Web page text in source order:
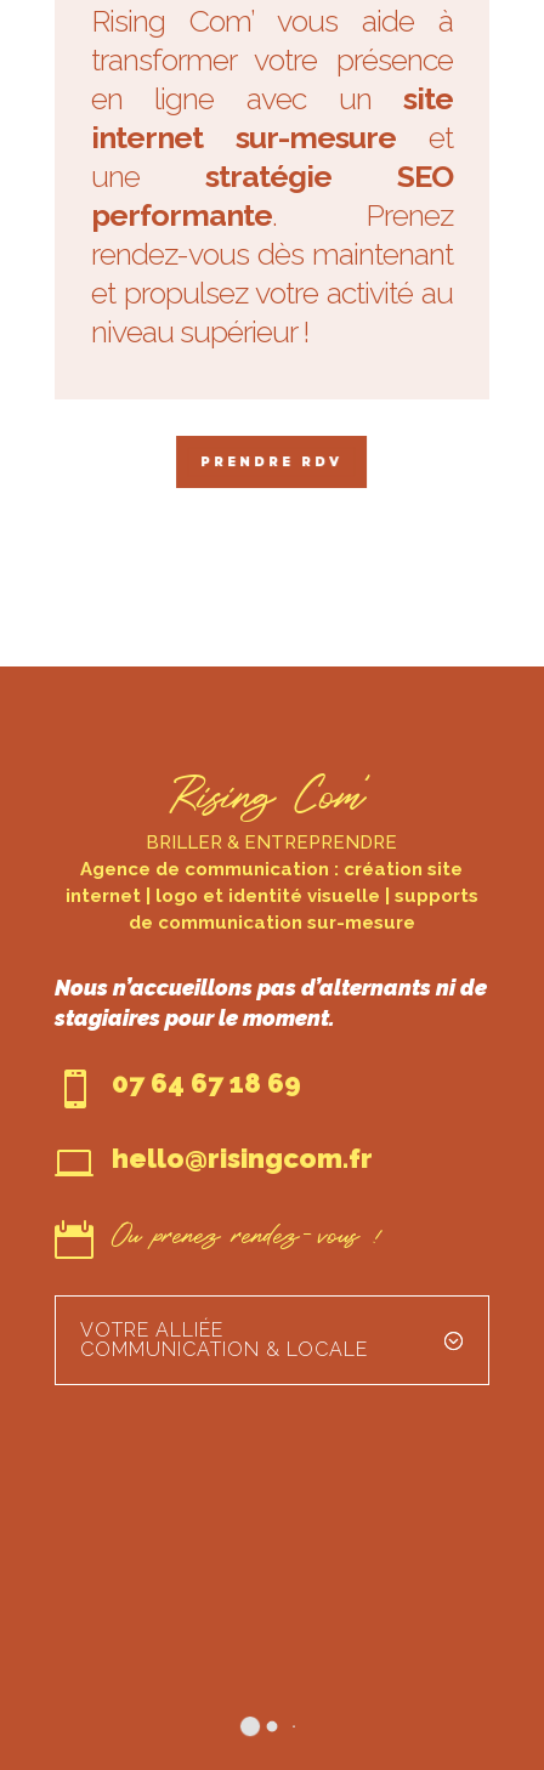
Rising Com’ vous aide à
transformer votre présence
en ligne avec unsite
internet sur-mesure et
une stratégie SEO
performante. Prenez
rendez-vous dès maintenant
et propulsez votre activité au
niveau supérieur !
PRENDRE RDV
Rising Com’
BRILLER & ENTREPRENDRE
Agence de communication : création site
internet | logo et identité visuelle | supports
de communication sur-mesure
Nous n’accueillons pas d’alternants ni de
stagiaires pour le moment.
 07 64 67 18 69
 hello@risingcom.fr
 Ou prenez rendez-vous !
VOTRE ALLIÉE
COMMUNICATION & LOCALE